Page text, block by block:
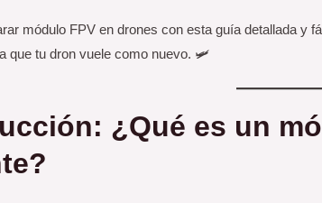
módulo FPV en drones con esta guía detallada y
que tu dron vuele como nuevo. 🛩️
¿Qué es un